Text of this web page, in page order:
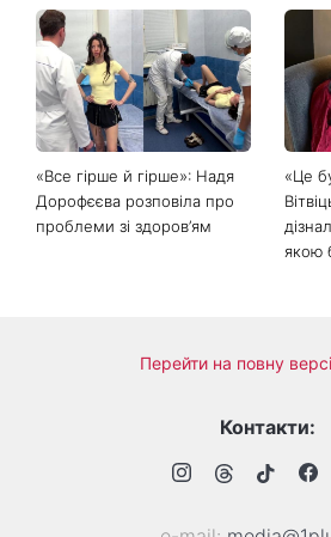
«Все гірше й гірше»: Надя
Дорофєєва розповіла про
проблеми зі здоров’ям
«Це
якою
Перейти на повну
Контакти: